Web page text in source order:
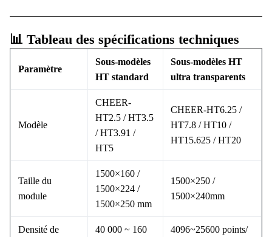
📊 Tableau des spécifications techniques
Paramètre
Sous-modèles
HT standard
Sous-modèles HT
ultra transparents
Modèle
CHEER-
HT2.5 / HT3.5
/ HT3.91 /
HT5
CHEER-HT6.25 /
HT7.8 / HT10 /
HT15.625 / HT20
Taille du
module
1500×160 /
1500×224 /
1500×250 mm
1500×250 /
1500×240mm
Densité de
40 000 ~ 160
4096~25600 points/